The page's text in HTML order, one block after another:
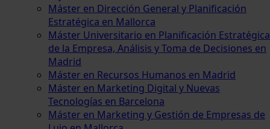
Máster en Dirección General y Planificación
Estratégica en Mallorca
Máster Universitario en Planificación Estratégica
de la Empresa, Análisis y Toma de Decisiones en
Madrid
Máster en Recursos Humanos en Madrid
Máster en Marketing Digital y Nuevas
Tecnologías en Barcelona
Máster en Marketing y Gestión de Empresas de